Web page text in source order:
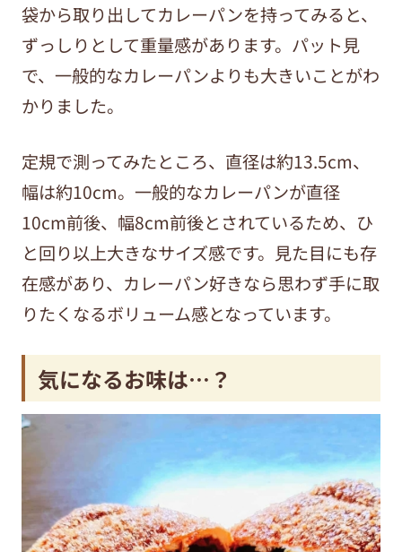
袋から取り出してカレーパンを持ってみると、
ずっしりとして重量感があります。パット見
で、一般的なカレーパンよりも大きいことがわ
かりました。
定規で測ってみたところ、直径は約13.5cm、
幅は約10cm。一般的なカレーパンが直径
10cm前後、幅8cm前後とされているため、ひ
と回り以上大きなサイズ感です。見た目にも存
在感があり、カレーパン好きなら思わず手に取
りたくなるボリューム感となっています。
気になるお味は…？